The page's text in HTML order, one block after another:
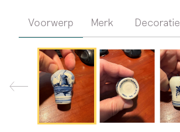
Voorwerp Merk Decoratie